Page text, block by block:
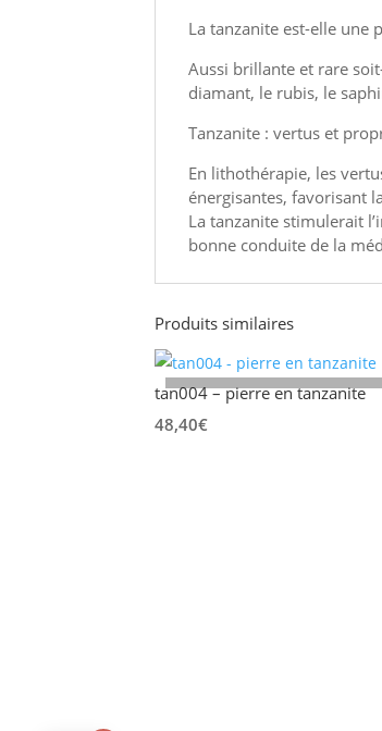
La tanzanite est-elle une
Aussi brillante et rare
diamant, le rubis, le
Tanzanite : vertus et
En lithothérapie, les
énergisantes, favorisant
La tanzanite stimulerait
bonne conduite de la
Produits similaires
tan004 – pierre en tanzanite
48,40€